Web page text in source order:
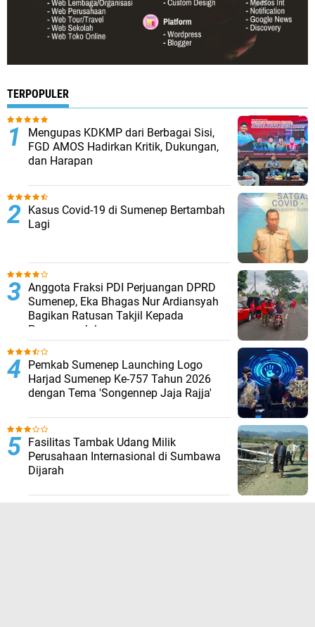
TERPOPULER
Mengupas KDKMP dari Berbagai Sisi,
FGD AMOS Hadirkan Kritik, Dukungan,
dan Harapan
Kasus Covid-19 di Sumenep Bertambah
Lagi
Anggota Fraksi PDI Perjuangan DPRD
Sumenep, Eka Bhagas Nur Ardiansyah
Bagikan Ratusan Takjil Kepada
Pengguna Jalan
Pemkab Sumenep Launching Logo
Harjad Sumenep Ke-757 Tahun 2026
dengan Tema 'Songennep Jaja Rajja'
Fasilitas Tambak Udang Milik
Perusahaan Internasional di Sumbawa
Dijarah